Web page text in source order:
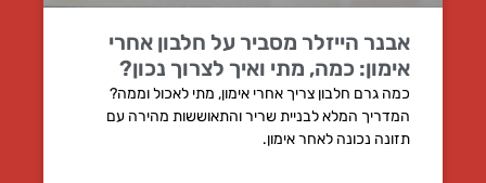
אבנר הייזלר מסביר על חלבון אחרי
אימון: כמה, מתי ואיך לצרוך נכון?
כמה גרם חלבון צריך אחרי אימון, מתי לאכול וממה?
המדריך המלא לבניית שריר והתאוששות מהירה עם
תזונה נכונה לאחר אימון.